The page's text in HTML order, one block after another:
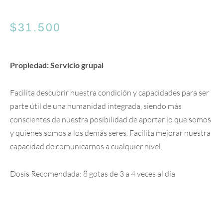
$31.500
Propiedad: Servicio grupal
Facilita descubrir nuestra condición y capacidades para ser
parte útil de una humanidad integrada, siendo más
conscientes de nuestra posibilidad de aportar lo que somos
y quienes somos a los demás seres. Facilita mejorar nuestra
capacidad de comunicarnos a cualquier nivel.
Dosis Recomendada: 8 gotas de 3 a 4 veces al día